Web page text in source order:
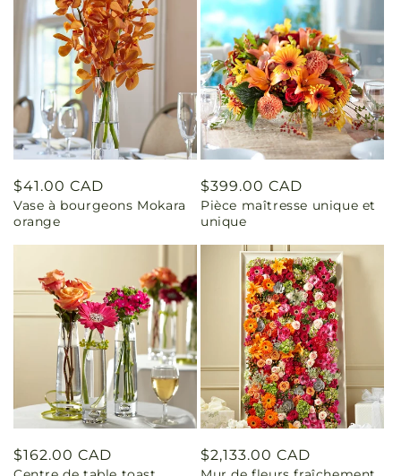
Prix
habituel
$41.00 CAD
Vase à bourgeons Mokara
orange
Prix
habituel
$399.00 CAD
Pièce maîtresse unique et
unique
Prix
$162.00 CAD
Prix
$2,133.00 CAD